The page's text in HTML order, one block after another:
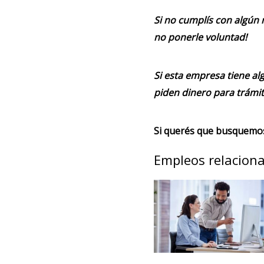
Si no cumplís con algún
no ponerle voluntad!
Si esta empresa tiene
piden dinero para
Si querés que
Empleos